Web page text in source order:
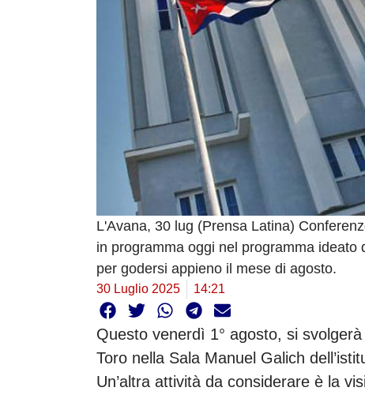
L'Avana, 30 lug (Prensa Latina)
in programma oggi nel programma
per godersi appieno il mese di agosto.
30 Luglio 2025 14:21
Questo venerdì 1° agosto, si
Toro nella Sala Manuel Galich
Un’altra attività da considerare è la